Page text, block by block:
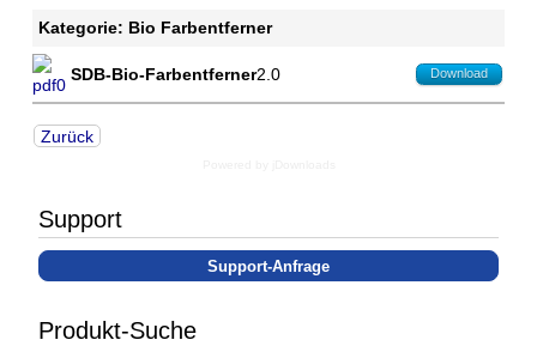
Kategorie: Bio Farbentferner
SDB-Bio-Farbentferner2.0 Download
Zurück
Support
Support-Anfrage
Produkt-Suche